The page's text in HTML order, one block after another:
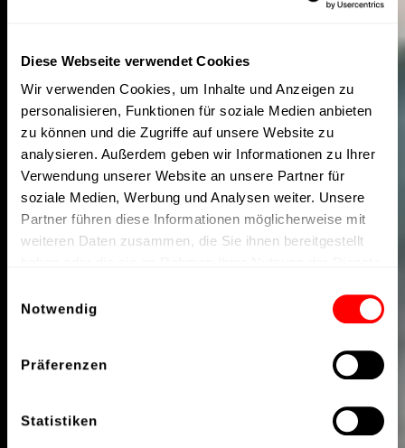
Diese Webseite verwendet Cookies
Wir verwenden Cookies, um Inhalte und Anzeigen zu
personalisieren, Funktionen für soziale Medien anbieten
zu können und die Zugriffe auf unsere Website zu
analysieren. Außerdem geben wir Informationen zu Ihrer
Verwendung unserer Website an unsere Partner für
soziale Medien, Werbung und Analysen weiter. Unsere
Partner führen diese Informationen möglicherweise mit
weiteren Daten zusammen, die Sie ihnen bereitgestellt
Notwendig
Präferenzen
Statistiken